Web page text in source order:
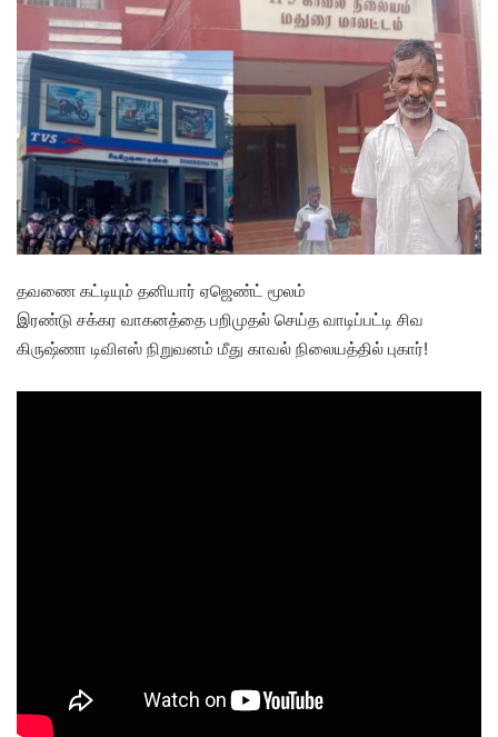
தவணை கட்டியும் தனியார் ஏஜெண்ட் மூலம்
இரண்டு சக்கர வாகனத்தை பறிமுதல் செய்த வாடிப்பட்டி சிவ
கிருஷ்ணா டிவிஎஸ் நிறுவனம் மீது காவல் நிலையத்தில் புகார்!